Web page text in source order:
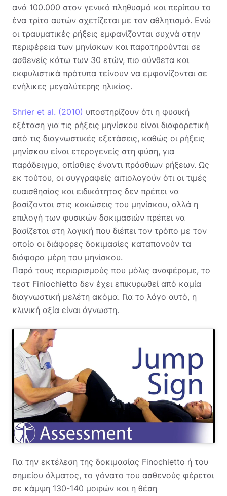
ανά 100.000 στον γενικό πληθυσμό και περίπου το
ένα τρίτο αυτών σχετίζεται με τον αθλητισμό. Ενώ
οι τραυματικές ρήξεις εμφανίζονται συχνά στην
περιφέρεια των μηνίσκων και παρατηρούνται σε
ασθενείς κάτω των 30 ετών, πιο σύνθετα και
εκφυλιστικά πρότυπα τείνουν να εμφανίζονται σε
ενήλικες μεγαλύτερης ηλικίας.
Shrier et al. (2010) υποστηρίζουν ότι η φυσική
εξέταση για τις ρήξεις μηνίσκου είναι διαφορετική
από τις διαγνωστικές εξετάσεις, καθώς οι ρήξεις
μηνίσκου είναι ετερογενείς στη φύση, για
παράδειγμα, οπίσθιες έναντι πρόσθιων ρήξεων. Ως
εκ τούτου, οι συγγραφείς αιτιολογούν ότι οι τιμές
ευαισθησίας και ειδικότητας δεν πρέπει να
βασίζονται στις κακώσεις του μηνίσκου, αλλά η
επιλογή των φυσικών δοκιμασιών πρέπει να
βασίζεται στη λογική που διέπει τον τρόπο με τον
οποίο οι διάφορες δοκιμασίες καταπονούν τα
διάφορα μέρη του μηνίσκου.
Παρά τους περιορισμούς που μόλις αναφέραμε, το
τεστ Finiochietto δεν έχει επικυρωθεί από καμία
διαγνωστική μελέτη ακόμα. Για το λόγο αυτό, η
κλινική αξία είναι άγνωστη.
Για την εκτέλεση της δοκιμασίας Finochietto ή του
σημείου άλματος, το γόνατο του ασθενούς φέρεται
σε κάμψη 130-140 μοιρών και η θέση